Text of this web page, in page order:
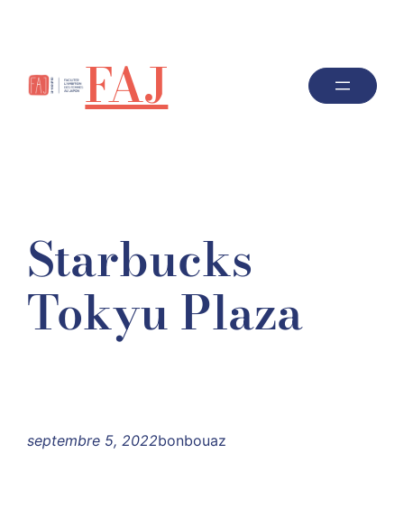
FAJ
Starbucks
Tokyu Plaza
septembre 5, 2022bonbouaz